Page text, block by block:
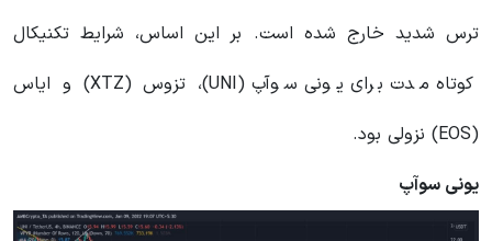
ترس شدید خارج شده است. بر این اساس، شرایط تکنیکال
کوتاه مدت برای یونی سوآپ (UNI)، تزوس (XTZ) و ایاس
(
EOS) نزولی بود.
یونی سوآپ